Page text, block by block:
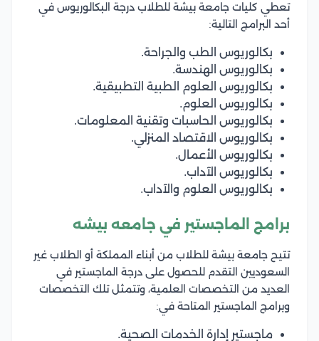
تعطي كليات جامعة بيشة للطلاب درجة البكالوريوس في
أحد البرامج التالية:
بكالوريوس الطب والجراحة.
بكالوريوس الهندسة.
بكالوريوس العلوم الطبية التطبيقية.
بكالوريوس العلوم.
بكالوريوس الحاسبات وتقنية المعلومات.
بكالوريوس الاقتصاد المنزلي.
بكالوريوس الأعمال.
بكالوريوس الآداب.
بكالوريوس العلوم والآداب.
برامج الماجستير في جامعه بيشه
تتيح جامعة بيشة للطلاب من أبناء المملكة أو الطلاب غير
السعوديين التقدم للحصول على درجة الماجستير في
العديد من التخصصات العلمية، وتتمثل تلك التخصصات
وبرامج الماجستير المتاحة في:
ماجستير إدارة الخدمات الصحية.